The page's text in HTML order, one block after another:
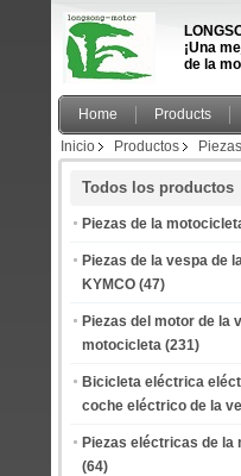
¡Una
de la
Home
Products
Inicio
Productos
Todos los productos
Piezas de la
Piezas de la vespa de
KYMCO (47)
Piezas del motor de la
motocicleta (231)
Bicicleta eléctrica
coche eléctrico de la
Piezas eléctricas de la
(64)